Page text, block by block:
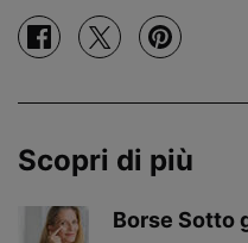
Condividi su facebook
Condividi su twitter
Condividi su
Scopri di più
Borse Sotto